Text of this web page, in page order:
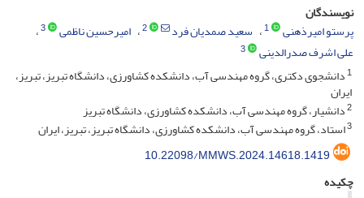
نویسندگان
پرستو امیرذهنی
1 سعید صمدیان فرد 2 امیرحسین ناظمی 3
علی اشرف صدرالدینی
3
1دانشجوی دکتری، گروه مهندسی آب، دانشکده کشاورزی، دانشگاه تبریز، تبریز،
ایران
2دانشیار، گروه مهندسی آب، دانشکده کشاورزی، دانشگاه تبریز
3استاد، گروه مهندسی آب، دانشکده کشاورزی، دانشگاه تبریز، تبریز، ایران
10.22098/MMWS.2024.14618.1419
چکیده